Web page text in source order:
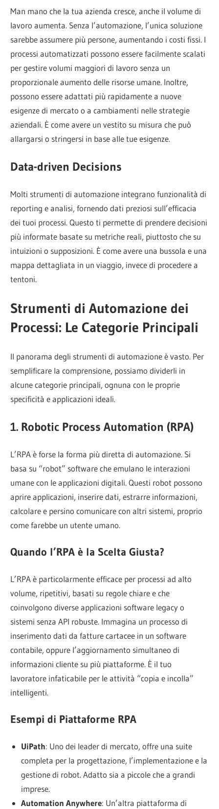
Man mano che la tua azienda cresce, anche il volume di
lavoro aumenta. Senza l’automazione, l’unica soluzione
sarebbe assumere più persone, aumentando i costi fissi. I
processi automatizzati possono essere facilmente scalati
per gestire volumi maggiori di lavoro senza un
proporzionale aumento delle risorse umane. Inoltre,
possono essere adattati più rapidamente a nuove
esigenze di mercato o a cambiamenti nelle strategie
aziendali. È come avere un vestito su misura che può
allargarsi o stringersi in base alle tue esigenze.
Data-driven Decisions
Molti strumenti di automazione integrano funzionalità di
reporting e analisi, fornendo dati preziosi sull’efficacia
dei tuoi processi. Questo ti permette di prendere decisioni
più informate basate su metriche reali, piuttosto che su
intuizioni o supposizioni. È come avere una bussola e una
mappa dettagliata in un viaggio, invece di procedere a
tentoni.
Strumenti di Automazione dei
Processi: Le Categorie Principali
Il panorama degli strumenti di automazione è vasto. Per
semplificare la comprensione, possiamo dividerli in
alcune categorie principali, ognuna con le proprie
specificità e applicazioni ideali.
1. Robotic Process Automation (RPA)
L’RPA è forse la forma più diretta di automazione. Si
basa su “robot” software che emulano le interazioni
umane con le applicazioni digitali. Questi robot possono
aprire applicazioni, inserire dati, estrarre informazioni,
calcolare e persino comunicare con altri sistemi, proprio
come farebbe un utente umano.
Quando l’RPA è la Scelta Giusta?
L’RPA è particolarmente efficace per processi ad alto
volume, ripetitivi, basati su regole chiare e che
coinvolgono diverse applicazioni software legacy o
sistemi senza API robuste. Immagina un processo di
inserimento dati da fatture cartacee in un software
contabile, oppure l’aggiornamento simultaneo di
informazioni cliente su più piattaforme. È il tuo
lavoratore infaticabile per le attività “copia e incolla”
intelligenti.
Esempi di Piattaforme RPA
UiPath: Uno dei leader di mercato, offre una suite
completa per la progettazione, l’implementazione e la
gestione di robot. Adatto sia a piccole che a grandi
imprese.
Automation Anywhere: Un’altra piattaforma di